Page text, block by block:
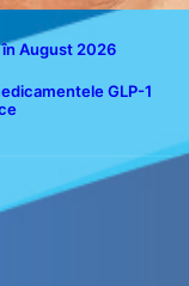
în August 2026
GLP-1